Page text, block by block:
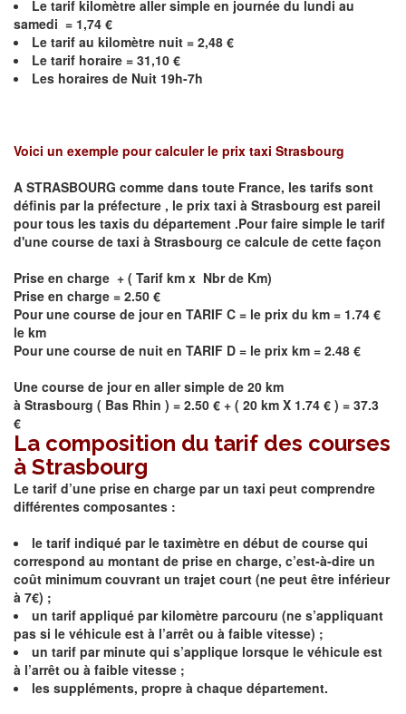
Le tarif kilomètre aller simple en journée du lundi au
samedi = 1,74 €
Le tarif au kilomètre nuit = 2,48 €
Le tarif horaire = 31,10 €
Les horaires de Nuit 19h-7h
Voici un exemple pour calculer le prix taxi Strasbourg
A STRASBOURG comme dans toute France, les tarifs sont
définis par la préfecture , le prix taxi à Strasbourg est pareil
pour tous les taxis du département .Pour faire simple le tarif
d'une course de taxi à Strasbourg ce calcule de cette façon
Prise en charge + ( Tarif km x Nbr de Km)
Prise en charge = 2.50 €
Pour une course de jour en TARIF C = le prix du km = 1.74 €
le km
Pour une course de nuit en TARIF D = le prix km = 2.48 €
Une course de jour en aller simple de 20 km
à Strasbourg ( Bas Rhin ) = 2.50 € + ( 20 km X 1.74 € ) = 37.3
€
La composition du tarif des courses
à Strasbourg
Le tarif d’une prise en charge par un taxi peut comprendre
différentes composantes :
le tarif indiqué par le taximètre en début de course qui
correspond au montant de prise en charge, c’est-à-dire un
coût minimum couvrant un trajet court (ne peut être inférieur
à 7€) ;
un tarif appliqué par kilomètre parcouru (ne s’appliquant
pas si le véhicule est à l’arrêt ou à faible vitesse) ;
un tarif par minute qui s’applique lorsque le véhicule est
à l’arrêt ou à faible vitesse ;
les suppléments, propre à chaque département.